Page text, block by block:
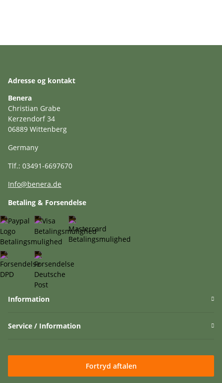
Adresse og kontakt
Benera
Christian Grabe
Kerzendorf 34
06889 Wittenberg
Germany
Tlf.: 03491-6697670
Info@benera.de
Betaling & Forsendelse
Information
Service / Information
Fortryd aftalen